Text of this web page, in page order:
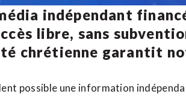
indépendant
libre, sans
chrétienne garantit
possible une information